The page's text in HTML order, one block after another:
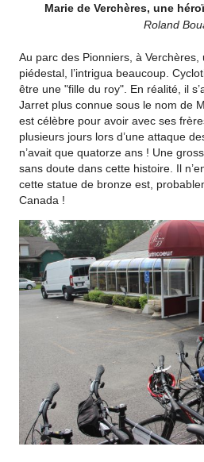
Marie de Verchères, une
Roland
Au parc des Pionniers, à
piédestal, l’intrigua beaucoup.
être une "fille du roy". En réalité, il
Jarret plus connue sous le nom de
est célèbre pour avoir avec ses
plusieurs jours lors d’une attaque
n’avait que quatorze ans ! Une
sans doute dans cette histoire. Il
cette statue de bronze est,
Canada !